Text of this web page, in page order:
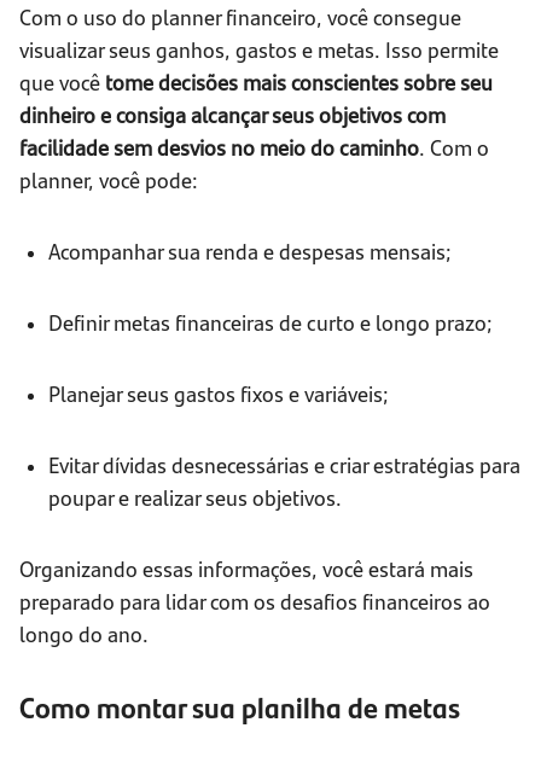
Com o uso do planner financeiro, você consegue
visualizar seus ganhos, gastos e metas. Isso permite
que você tome decisões mais conscientes sobre seu
dinheiro e consiga alcançar seus objetivos com
facilidade sem desvios no meio do caminho. Com o
planner, você pode:
Acompanhar sua renda e despesas mensais;
Definir metas financeiras de curto e longo prazo;
Planejar seus gastos fixos e variáveis;
Evitar dívidas desnecessárias e criar estratégias para
poupar e realizar seus objetivos.
Organizando essas informações, você estará mais
preparado para lidar com os desafios financeiros ao
longo do ano.
Como montar sua planilha de metas